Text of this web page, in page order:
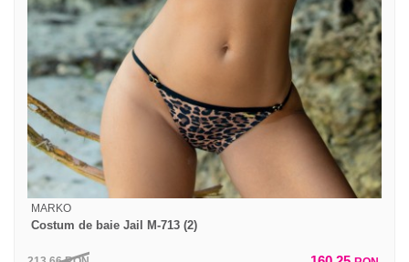
MARKO
Costum de baie Jail M-713 (2)